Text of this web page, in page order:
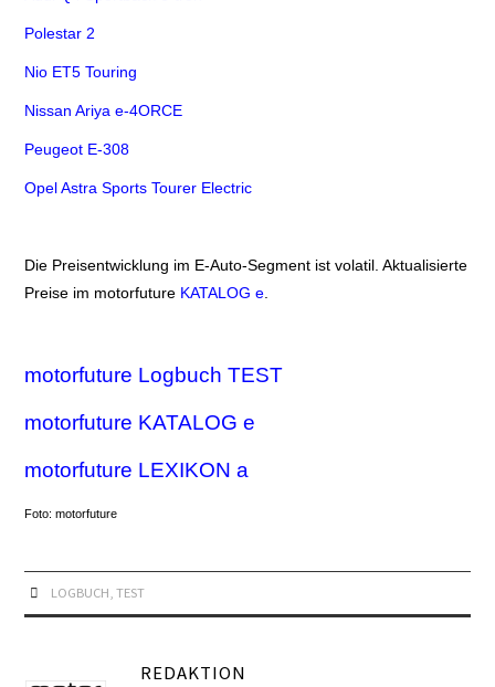
Polestar 2
Nio ET5 Touring
Nissan Ariya e-4ORCE
Peugeot E-308
Opel Astra Sports Tourer Electric
Die Preisentwicklung im E-Auto-Segment ist volatil. Aktualisierte
Preise im motorfuture KATALOG e.
motorfuture Logbuch TEST
motorfuture KATALOG e
motorfuture LEXIKON a
Foto: motorfuture
LOGBUCH, TEST
REDAKTION